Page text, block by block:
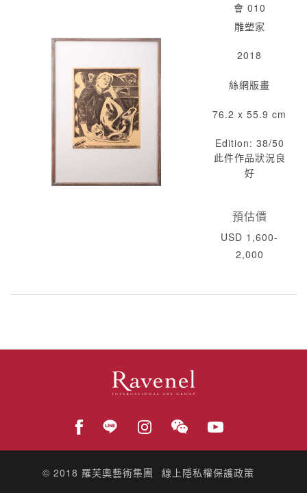
會 010
雕塑家
2018
絲網版畫
76.2 x 55.9 cm
Edition: 38/50
此件作品狀況良
好
預估價
USD 1,600-
2,000
© 2018 羅芙奧藝術集團 線上隱私權保護政策